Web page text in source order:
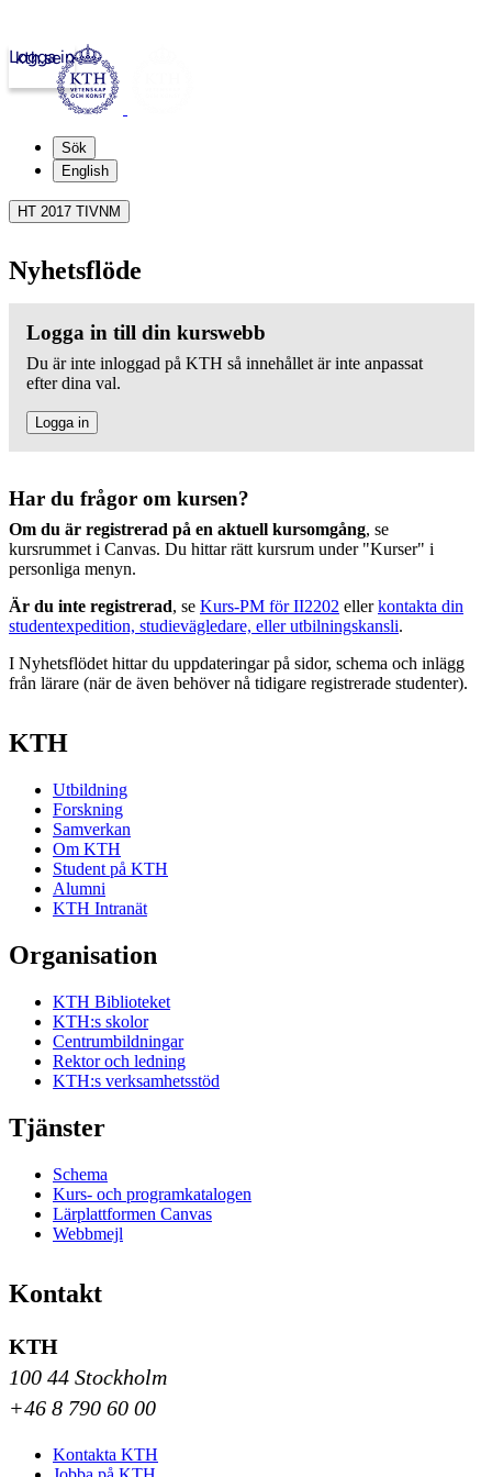
kth.se
Logga in
Sök
English
HT 2017 TIVNM
Nyhetsflöde
Logga in till din kurswebb
Du är inte inloggad på KTH så innehållet är inte anpassat
efter dina val.
Logga in
Har du frågor om kursen?
Om du är registrerad på en aktuell kursomgång, se
kursrummet i Canvas. Du hittar rätt kursrum under "Kurser" i
personliga menyn.
Är du inte registrerad, se Kurs-PM för II2202 ellerkontakta din
studentexpedition, studievägledare, eller utbilningskansli.
I Nyhetsflödet hittar du uppdateringar på sidor, schema och inlägg
från lärare (när de även behöver nå tidigare registrerade studenter).
KTH
Utbildning
Forskning
Samverkan
Om KTH
Student på KTH
Alumni
KTH Intranät
Organisation
KTH Biblioteket
KTH:s skolor
Centrumbildningar
Rektor och ledning
KTH:s verksamhetsstöd
Tjänster
Schema
Kurs- och programkatalogen
Lärplattformen Canvas
Webbmejl
Kontakt
KTH
100 44 Stockholm
+46 8 790 60 00
Kontakta KTH